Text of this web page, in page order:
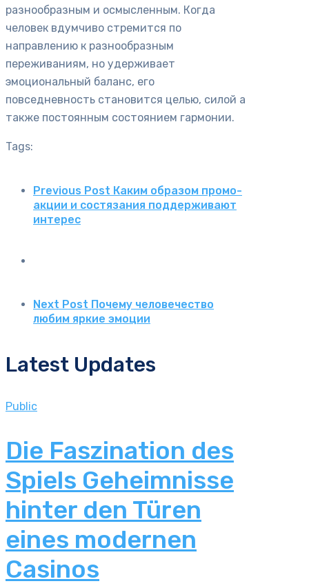
разнообразным и осмысленным. Когда
человек вдумчиво стремится по
направлению к разнообразным
переживаниям, но удерживает
эмоциональный баланс, его
повседневность становится целью, силой а
также постоянным состоянием гармонии.
Tags:
Previous Post Каким образом промо-
акции и состязания поддерживают
интерес
Next Post Почему человечество
любим яркие эмоции
Latest Updates
Public
Die Faszination des
Spiels Geheimnisse
hinter den Türen
eines modernen
Casinos